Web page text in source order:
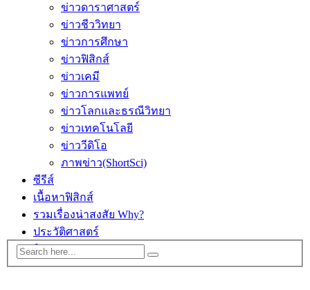
ข่าวดาราศาสตร์
ข่าวชีววิทยา
ข่าวการศึกษา
ข่าวฟิสิกส์
ข่าวเคมี
ข่าวการแพทย์
ข่าวโลกและธรณีวิทยา
ข่าวเทคโนโลยี
ข่าววีดิโอ
ภาพข่าว(ShortSci)
ซีรีส์
เนื้อหาฟิสิกส์
รวมเรื่องน่าสงสัย Why?
ประวัติศาสตร์
ติดต่อ